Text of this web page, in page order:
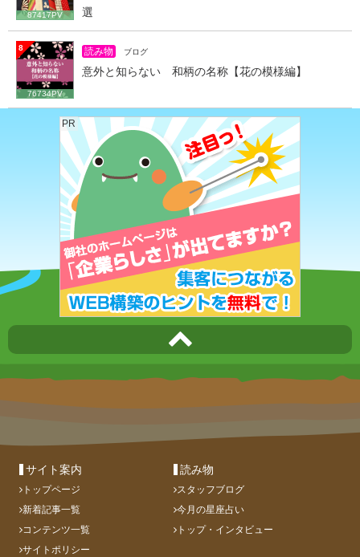
87417PV
選
8
76734PV
読み物 ブログ
意外と知らない 和柄の名称【花の模様編】
PR
サイト案内
トップページ
新着記事一覧
コンテンツ一覧
サイトポリシー
読み物
スタッフブログ
今月の星座占い
トップ・インタビュー